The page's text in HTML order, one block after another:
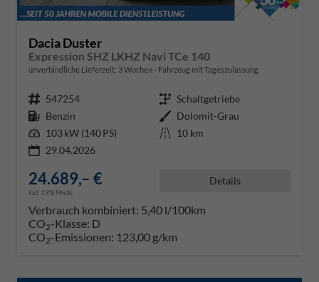
Dacia Duster
Expression SHZ LKHZ Navi TCe 140
unverbindliche Lieferzeit: 3 Wochen Fahrzeug mit Tageszulassung
Fahrzeugnr. 547254 Getriebe Schaltgetriebe
Kraftstoff Benzin Außenfarbe Dolomit-Grau
Leistung 103 kW (140 PS) Kilometerstand 10 km
29.04.2026
24.689,– €
incl. 19% MwSt.
Details
Verbrauch kombiniert: 5,40 l/100km
CO2-Klasse: D
CO2-Emissionen: 123,00 g/km